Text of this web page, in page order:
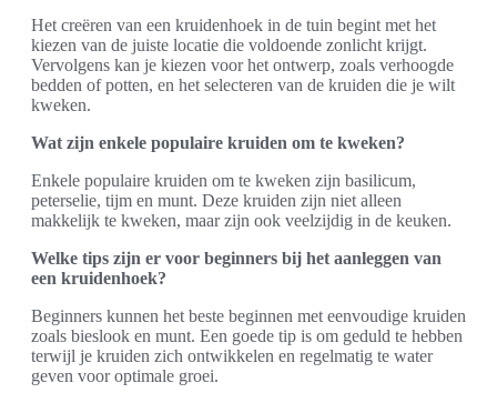
Het creëren van een kruidenhoek in de tuin begint met het
kiezen van de juiste locatie die voldoende zonlicht krijgt.
Vervolgens kan je kiezen voor het ontwerp, zoals verhoogde
bedden of potten, en het selecteren van de kruiden die je wilt
kweken.
Wat zijn enkele populaire kruiden om te kweken?
Enkele populaire kruiden om te kweken zijn basilicum,
peterselie, tijm en munt. Deze kruiden zijn niet alleen
makkelijk te kweken, maar zijn ook veelzijdig in de keuken.
Welke tips zijn er voor beginners bij het aanleggen van
een kruidenhoek?
Beginners kunnen het beste beginnen met eenvoudige kruiden
zoals bieslook en munt. Een goede tip is om geduld te hebben
terwijl je kruiden zich ontwikkelen en regelmatig te water
geven voor optimale groei.